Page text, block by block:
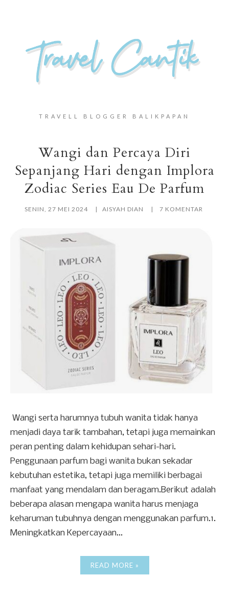
TRAVELL BLOGGER BALIKPAPAN
Wangi dan Percaya Diri
Sepanjang Hari dengan Implora
Zodiac Series Eau De Parfum
SENIN, 27 MEI 2024 AISYAH DIAN 7 KOMENTAR
Wangi serta harumnya tubuh wanita tidak hanya
menjadi daya tarik tambahan, tetapi juga memainkan
peran penting dalam kehidupan sehari-hari.
Penggunaan parfum bagi wanita bukan sekadar
kebutuhan estetika, tetapi juga memiliki berbagai
manfaat yang mendalam dan beragam.Berikut adalah
beberapa alasan mengapa wanita harus menjaga
keharuman tubuhnya dengan menggunakan parfum.1.
Meningkatkan Kepercayaan...
READ MORE »